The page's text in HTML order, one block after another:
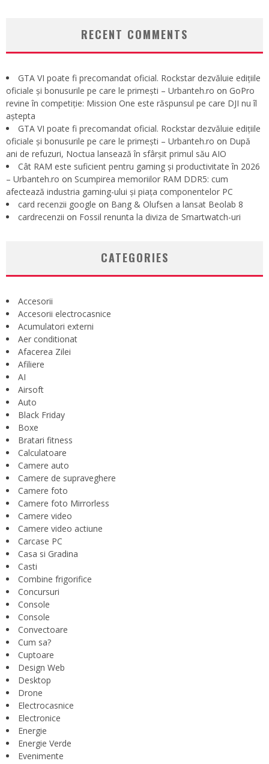
RECENT COMMENTS
GTA VI poate fi precomandat oficial. Rockstar dezvăluie edițiile
oficiale și bonusurile pe care le primești – Urbanteh.ro on GoPro
revine în competiție: Mission One este răspunsul pe care DJI nu îl
aștepta
GTA VI poate fi precomandat oficial. Rockstar dezvăluie edițiile
oficiale și bonusurile pe care le primești – Urbanteh.ro on După
ani de refuzuri, Noctua lansează în sfârșit primul său AIO
Cât RAM este suficient pentru gaming și productivitate în 2026
– Urbanteh.ro on Scumpirea memoriilor RAM DDR5: cum
afectează industria gaming-ului și piața componentelor PC
card recenzii google on Bang & Olufsen a lansat Beolab 8
cardrecenzii on Fossil renunta la diviza de Smartwatch-uri
CATEGORIES
Accesorii
Accesorii electrocasnice
Acumulatori externi
Aer conditionat
Afacerea Zilei
Afiliere
AI
Airsoft
Auto
Black Friday
Boxe
Bratari fitness
Calculatoare
Camere auto
Camere de supraveghere
Camere foto
Camere foto Mirrorless
Camere video
Camere video actiune
Carcase PC
Casa si Gradina
Casti
Combine frigorifice
Concursuri
Console
Console
Convectoare
Cum sa?
Cuptoare
Design Web
Desktop
Drone
Electrocasnice
Electronice
Energie
Energie Verde
Evenimente